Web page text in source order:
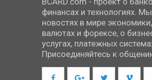
финансах и технологиях.
новостях в мире
валютах и форексе, о
услугах, платежных
Присоединяйтесь к